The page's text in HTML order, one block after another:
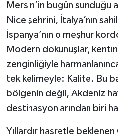
Mersin’in bugün sunduğu
Nice şehrini, İtalya’nın
İspanya’nın o meşhur
Modern dokunuşlar,
zenginliğiyle
tek kelimeyle: Kalite. Bu
bölgenin değil, Akdeniz
destinasyonlarından biri
Yıllardır hasretle beklenen